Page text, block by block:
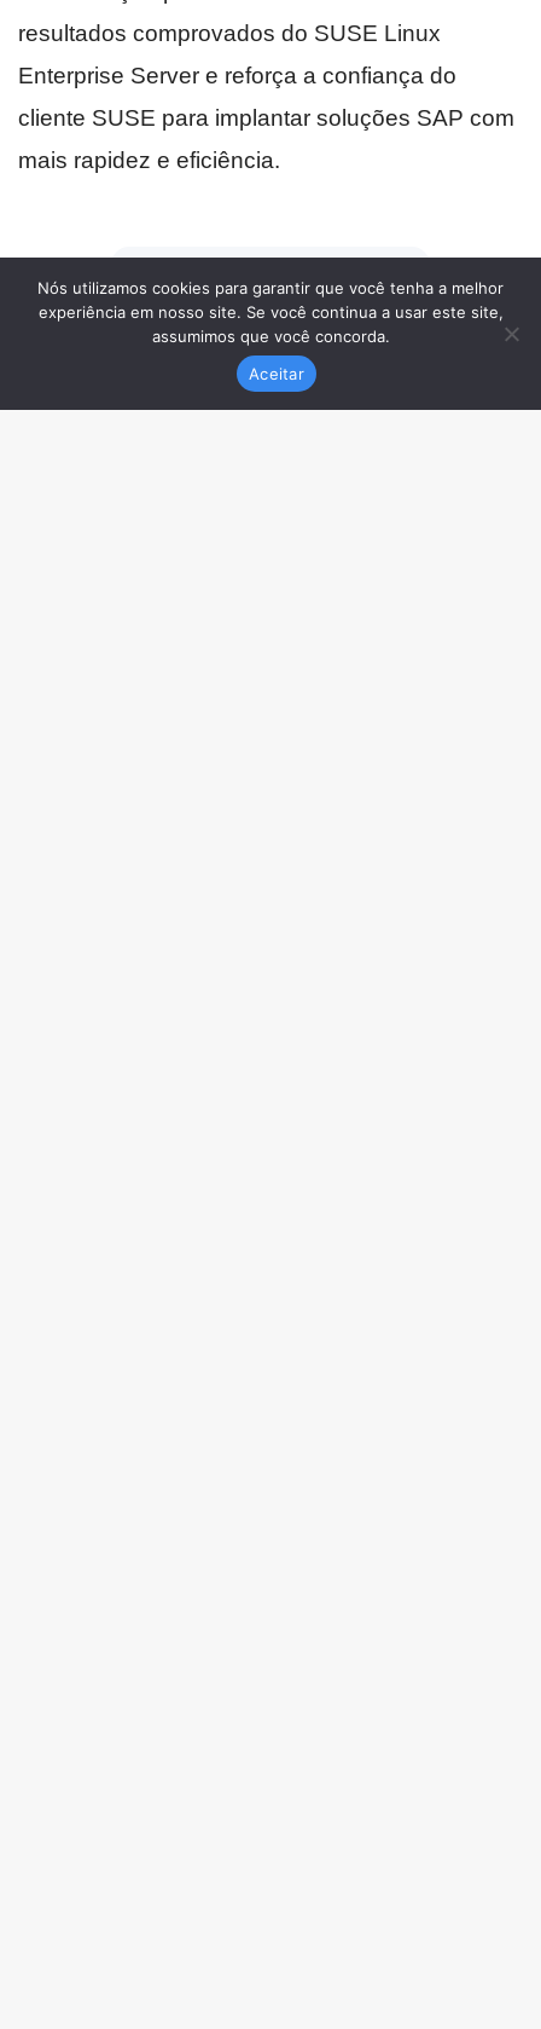
Nós utilizamos cookies para garantir que você tenha a melhor
experiência em nosso site. Se você continua a usar este site,
assumimos que você concorda.
Aceitar